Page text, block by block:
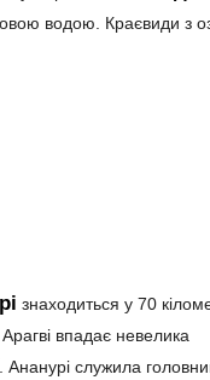
водою. Краєвиди з
знаходиться у 70
Арагві впадає невелика
. Ананурі служила